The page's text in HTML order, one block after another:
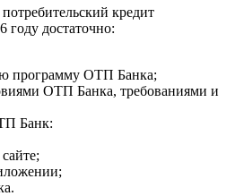
кредит
году достаточно:
программу ОТП Банка;
ОТП Банка, требованиями и
Банк: